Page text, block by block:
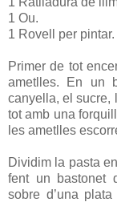
1 Ou.
1 Rovell per pintar.
Primer de tot
ametlles. En un
canyella, el sucre,
tot amb una
les ametlles
Dividim la pasta
fent un bastonet
sobre d’una